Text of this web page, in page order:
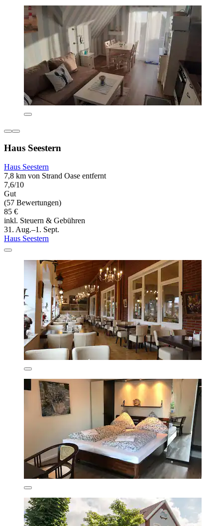
Haus Seestern
Haus Seestern
7,8 km von Strand Oase entfernt
7,6/10
Gut
(57 Bewertungen)
85 €
inkl. Steuern & Gebühren
31. Aug.–1. Sept.
Haus Seestern